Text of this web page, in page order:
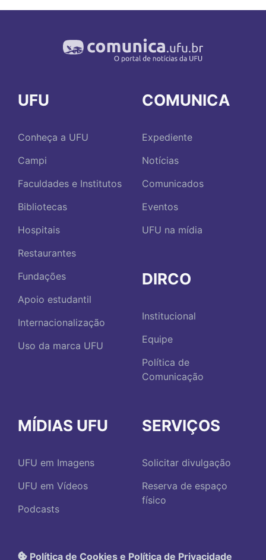
UFU
Conheça a UFU
Campi
Faculdades e Institutos
Bibliotecas
Hospitais
Restaurantes
Fundações
Apoio estudantil
Internacionalização
Uso da marca UFU
COMUNICA
Expediente
Notícias
Comunicados
Eventos
UFU na mídia
DIRCO
Institucional
Equipe
Política de
Comunicação
MÍDIAS UFU
UFU em Imagens
UFU em Vídeos
Podcasts
SERVIÇOS
Solicitar divulgação
Reserva de espaço
físico
Política de Cookies e Política de Privacidade